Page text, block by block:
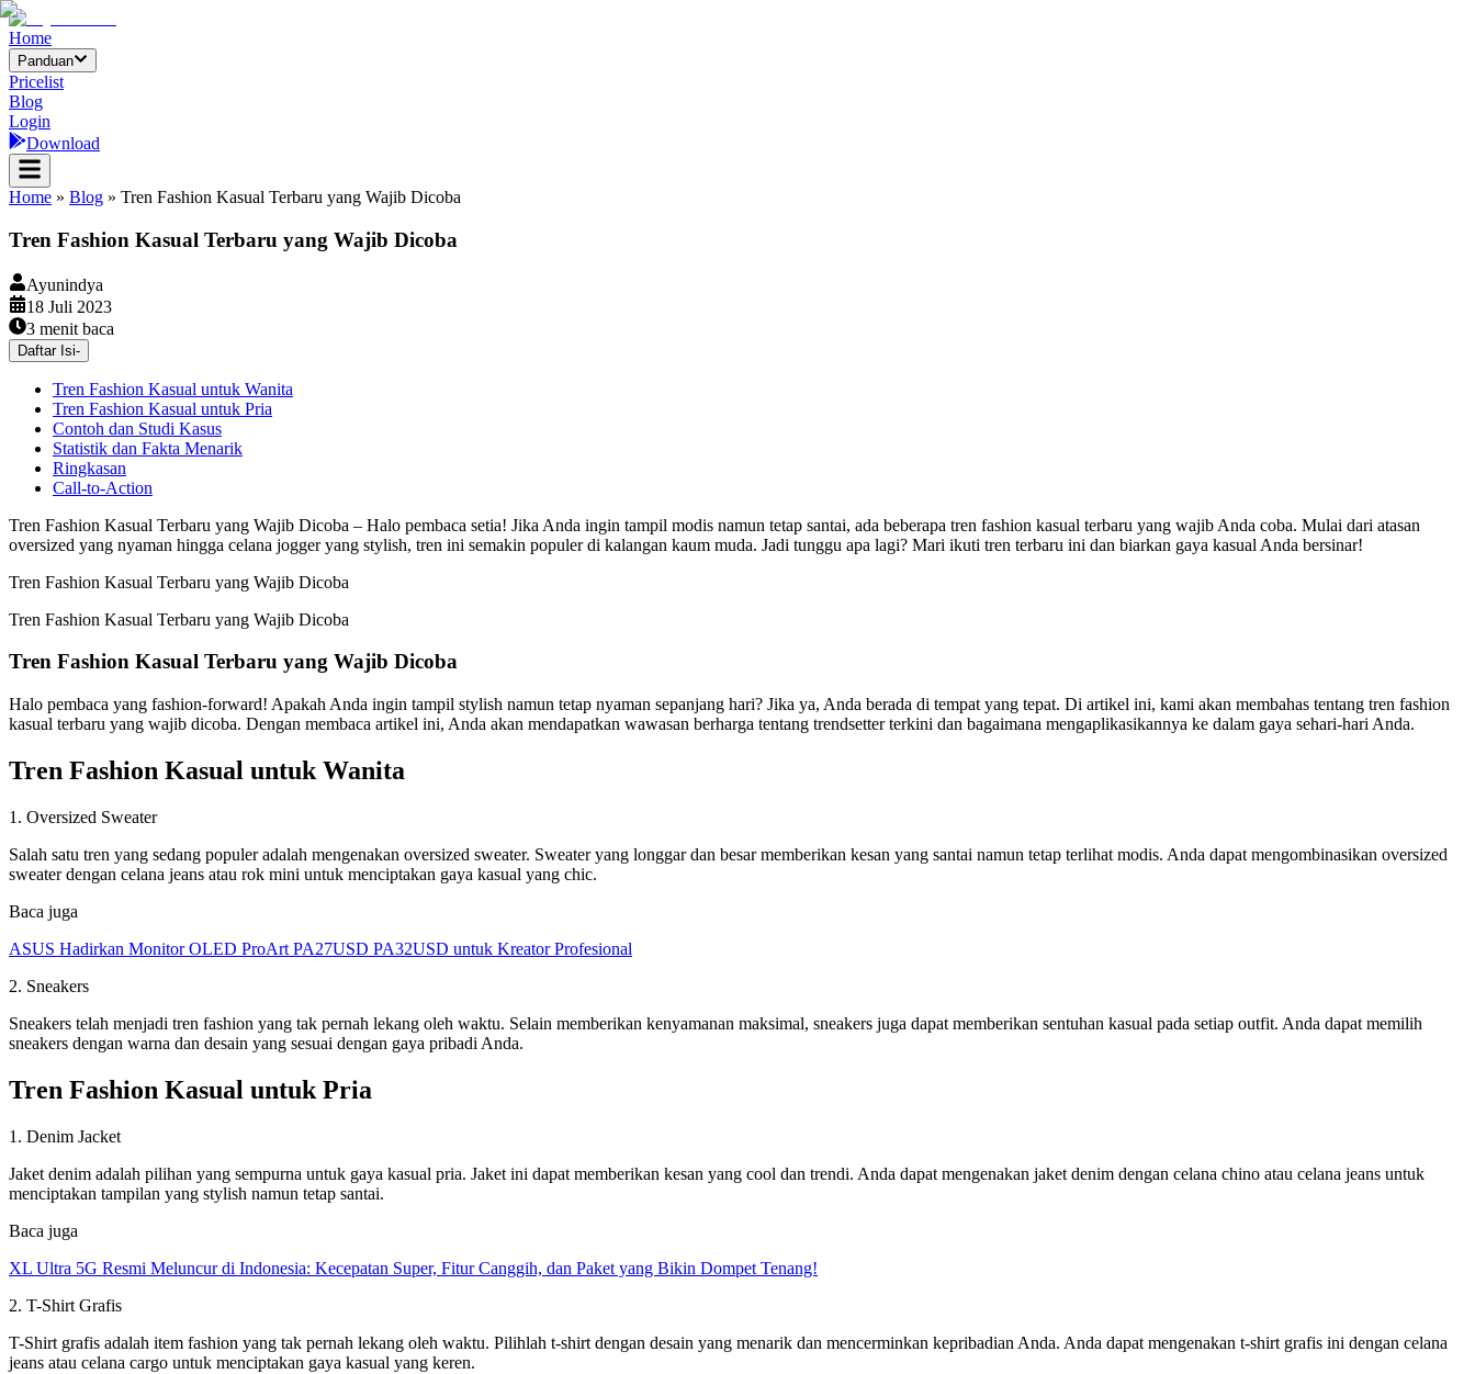
Home
Panduan
Pricelist
Blog
Login
Download
Home » Blog » Tren Fashion Kasual Terbaru yang Wajib Dicoba
Tren Fashion Kasual Terbaru yang Wajib Dicoba
Ayunindya
18 Juli 2023
3 menit baca
Daftar Isi-
Tren Fashion Kasual untuk Wanita
Tren Fashion Kasual untuk Pria
Contoh dan Studi Kasus
Statistik dan Fakta Menarik
Ringkasan
Call-to-Action
Tren Fashion Kasual Terbaru yang Wajib Dicoba – Halo pembaca setia! Jika Anda ingin tampil modis namun tetap santai, ada beberapa tren fashion kasual terbaru yang wajib Anda coba. Mulai dari atasan
oversized yang nyaman hingga celana jogger yang stylish, tren ini semakin populer di kalangan kaum muda. Jadi tunggu apa lagi? Mari ikuti tren terbaru ini dan biarkan gaya kasual Anda bersinar!
Tren Fashion Kasual Terbaru yang Wajib Dicoba
Tren Fashion Kasual Terbaru yang Wajib Dicoba
Tren Fashion Kasual Terbaru yang Wajib Dicoba
Halo pembaca yang fashion-forward! Apakah Anda ingin tampil stylish namun tetap nyaman sepanjang hari? Jika ya, Anda berada di tempat yang tepat. Di artikel ini, kami akan membahas tentang tren fashion
kasual terbaru yang wajib dicoba. Dengan membaca artikel ini, Anda akan mendapatkan wawasan berharga tentang trendsetter terkini dan bagaimana mengaplikasikannya ke dalam gaya sehari-hari Anda.
Tren Fashion Kasual untuk Wanita
1. Oversized Sweater
Salah satu tren yang sedang populer adalah mengenakan oversized sweater. Sweater yang longgar dan besar memberikan kesan yang santai namun tetap terlihat modis. Anda dapat mengombinasikan oversized
sweater dengan celana jeans atau rok mini untuk menciptakan gaya kasual yang chic.
Baca juga
ASUS Hadirkan Monitor OLED ProArt PA27USD PA32USD untuk Kreator Profesional
2. Sneakers
Sneakers telah menjadi tren fashion yang tak pernah lekang oleh waktu. Selain memberikan kenyamanan maksimal, sneakers juga dapat memberikan sentuhan kasual pada setiap outfit. Anda dapat memilih
sneakers dengan warna dan desain yang sesuai dengan gaya pribadi Anda.
Tren Fashion Kasual untuk Pria
1. Denim Jacket
Jaket denim adalah pilihan yang sempurna untuk gaya kasual pria. Jaket ini dapat memberikan kesan yang cool dan trendi. Anda dapat mengenakan jaket denim dengan celana chino atau celana jeans untuk
menciptakan tampilan yang stylish namun tetap santai.
Baca juga
XL Ultra 5G Resmi Meluncur di Indonesia: Kecepatan Super, Fitur Canggih, dan Paket yang Bikin Dompet Tenang!
2. T-Shirt Grafis
T-Shirt grafis adalah item fashion yang tak pernah lekang oleh waktu. Pilihlah t-shirt dengan desain yang menarik dan mencerminkan kepribadian Anda. Anda dapat mengenakan t-shirt grafis ini dengan celana
jeans atau celana cargo untuk menciptakan gaya kasual yang keren.